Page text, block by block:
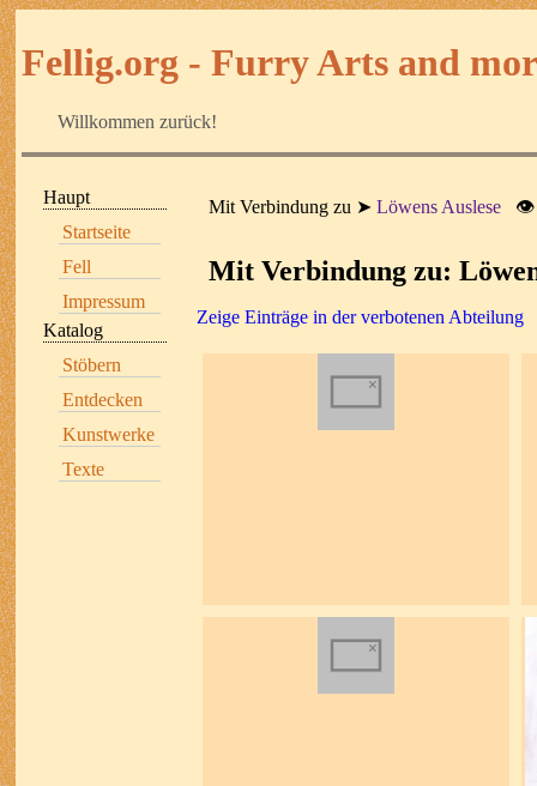
Fellig.org - Furry Arts and
Willkommen zurück!
Haupt
Startseite
Fell
Impressum
Katalog
Stöbern
Entdecken
Kunstwerke
Texte
Mit Verbindung zu Löwens Auslese 👁
Mit Verbindung zu:
Zeige Einträge in der verbotenen Abteilung